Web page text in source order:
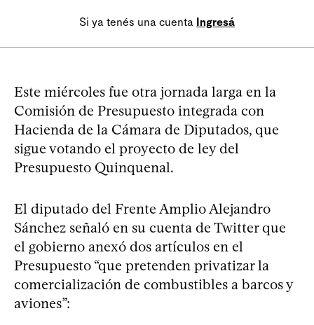
Si ya tenés una cuenta Ingresá
Este miércoles fue otra jornada larga en la
Comisión de Presupuesto integrada con
Hacienda de la Cámara de Diputados, que
sigue votando el proyecto de ley del
Presupuesto Quinquenal.
El diputado del Frente Amplio Alejandro
Sánchez señaló en su cuenta de Twitter que
el gobierno anexó dos artículos en el
Presupuesto “que pretenden privatizar la
comercialización de combustibles a barcos y
aviones”: